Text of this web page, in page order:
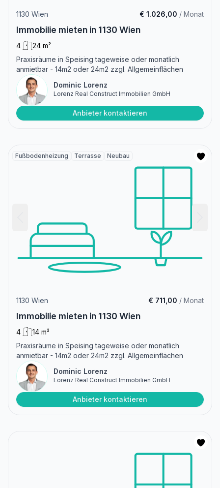
1130 Wien € 1.026,00 / Monat
Immobilie mieten in 1130 Wien
4
24 m²
Praxisräume in Speising tageweise oder monatlich
anmietbar - 14m2 oder 24m2 zzgl. Allgemeinflächen
Dominic Lorenz
Lorenz Real Construct Immobilien GmbH
Anbieter kontaktieren
Fußbodenheizung Terrasse Neubau
1130 Wien € 711,00 / Monat
Immobilie mieten in 1130 Wien
4
14 m²
Praxisräume in Speising tageweise oder monatlich
anmietbar - 14m2 oder 24m2 zzgl. Allgemeinflächen
Dominic Lorenz
Lorenz Real Construct Immobilien GmbH
Anbieter kontaktieren